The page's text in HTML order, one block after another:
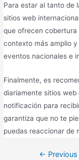
Para estar al tanto de
sitios web
que ofrecen cobertura
contexto más amplio
eventos nacionales e
Finalmente, es
diariamente sitios
notificación para
garantiza que no te
puedas reaccionar de
←